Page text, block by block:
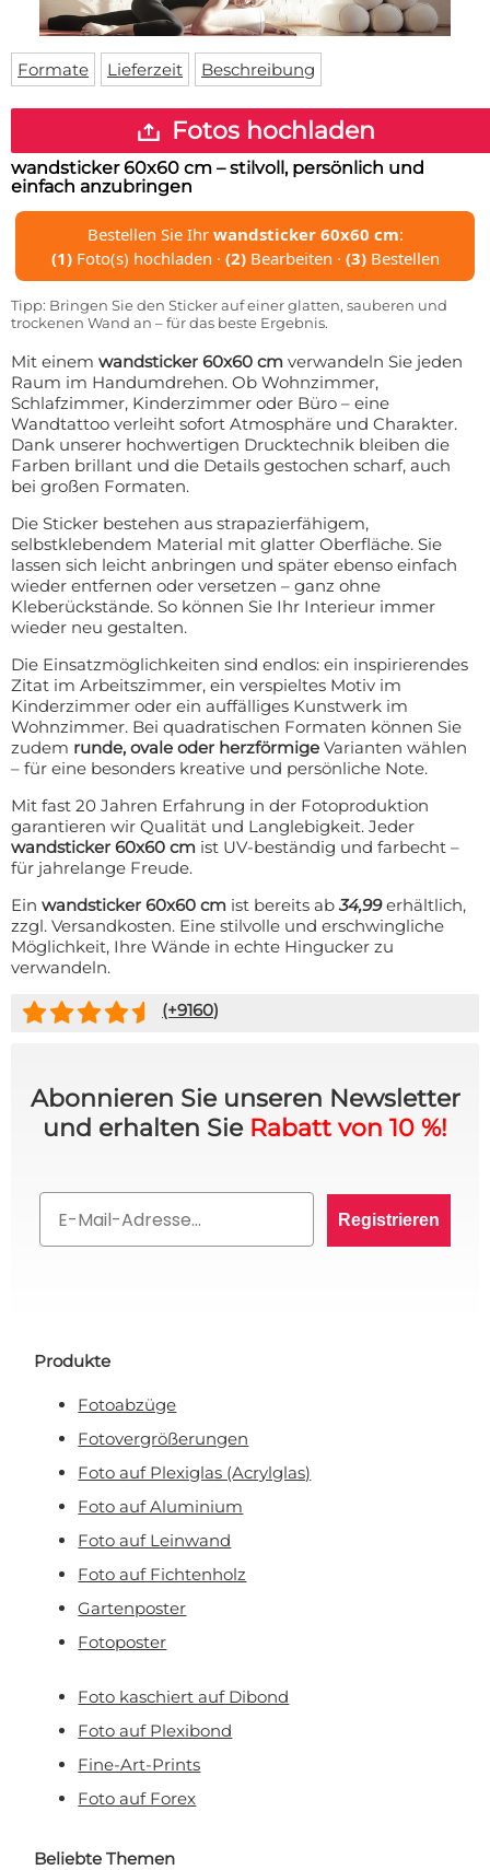
Fußmatte
Bodenmatte
Custom skateboard deck
Über uns
Lieferzeiten
Login
WhatsApp
Formate Lieferzeit Beschreibung
Fotos hochladen
wandsticker 60x60 cm – stilvoll, persönlich und
einfach anzubringen
Bestellen Sie Ihr wandsticker 60x60 cm:
(1)Foto(s) hochladen · (2)Bearbeiten · (3)Bestellen
Tipp: Bringen Sie den Sticker auf einer glatten, sauberen und
trockenen Wand an – für das beste Ergebnis.
Mit einem wandsticker 60x60 cm verwandeln Sie jeden
Raum im Handumdrehen. Ob Wohnzimmer,
Schlafzimmer, Kinderzimmer oder Büro – eine
Wandtattoo verleiht sofort Atmosphäre und Charakter.
Dank unserer hochwertigen Drucktechnik bleiben die
Farben brillant und die Details gestochen scharf, auch
bei großen Formaten.
Die Sticker bestehen aus strapazierfähigem,
selbstklebendem Material mit glatter Oberfläche. Sie
lassen sich leicht anbringen und später ebenso einfach
wieder entfernen oder versetzen – ganz ohne
Kleberückstände. So können Sie Ihr Interieur immer
wieder neu gestalten.
Die Einsatzmöglichkeiten sind endlos: ein inspirierendes
Zitat im Arbeitszimmer, ein verspieltes Motiv im
Kinderzimmer oder ein auffälliges Kunstwerk im
Wohnzimmer. Bei quadratischen Formaten können Sie
zudem runde, ovale oder herzförmige Varianten wählen
– für eine besonders kreative und persönliche Note.
Mit fast 20 Jahren Erfahrung in der Fotoproduktion
garantieren wir Qualität und Langlebigkeit. Jeder
wandsticker 60x60 cm ist UV-beständig und farbecht –
für jahrelange Freude.
Ein wandsticker 60x60 cm ist bereits ab34,99erhältlich,
zzgl. Versandkosten. Eine stilvolle und erschwingliche
Möglichkeit, Ihre Wände in echte Hingucker zu
verwandeln.
(+9160)
Abonnieren Sie unseren Newsletter
und erhalten Sie Rabatt von 10 %!
Registrieren
Produkte
Fotoabzüge
Fotovergrößerungen
Foto auf Plexiglas (Acrylglas)
Foto auf Aluminium
Foto auf Leinwand
Foto auf Fichtenholz
Gartenposter
Fotoposter
Foto kaschiert auf Dibond
Foto auf Plexibond
Fine-Art-Prints
Foto auf Forex
Beliebte Themen